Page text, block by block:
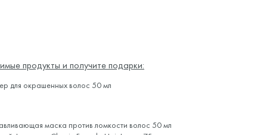
продукты и получите подарки:
для окрашенных волос 50 мл
маска против ломкости волос 50 мл